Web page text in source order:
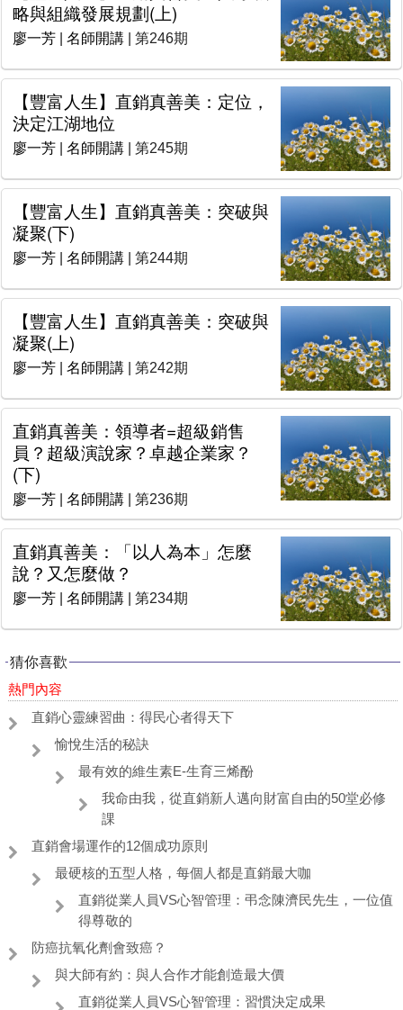
略與組織發展規劃(上)
廖一芳 名師開講 | 第246期
【豐富人生】直銷真善美：定位，
決定江湖地位
廖一芳 名師開講 | 第245期
【豐富人生】直銷真善美：突破與
凝聚(下)
廖一芳 名師開講 | 第244期
【豐富人生】直銷真善美：突破與
凝聚(上)
廖一芳 名師開講 | 第242期
直銷真善美：領導者=超級銷售
員？超級演說家？卓越企業家？
(下)
廖一芳 名師開講 | 第236期
直銷真善美：「以人為本」怎麼
說？又怎麼做？
廖一芳 名師開講 | 第234期
猜你喜歡
熱門內容
直銷心靈練習曲：得民心者得天下
愉悅生活的秘訣
最有效的維生素E-生育三烯酚
我命由我，從直銷新人邁向財富自由的50堂必修
課
直銷會場運作的12個成功原則
最硬核的五型人格，每個人都是直銷最大咖
直銷從業人員VS心智管理：弔念陳濟民先生，一位值
得尊敬的
防癌抗氧化劑會致癌？
與大師有約：與人合作才能創造最大價
直銷從業人員VS心智管理：習慣決定成果